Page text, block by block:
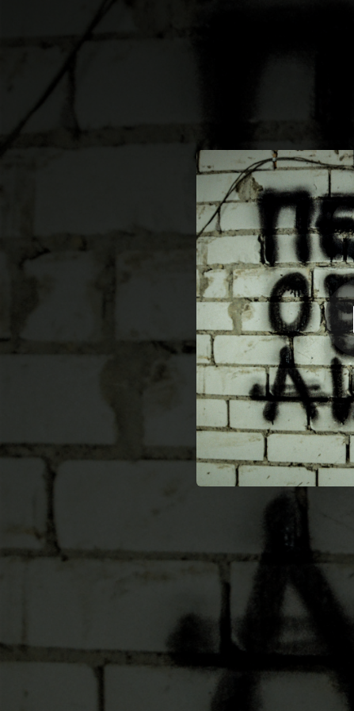
You're all set!
02:58